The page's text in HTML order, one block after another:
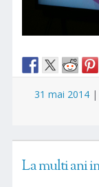
31 mai 2014 |
La multi ani